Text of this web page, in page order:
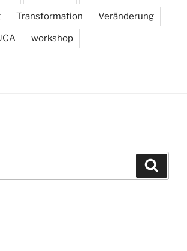
Transformation Veränderung
workshop